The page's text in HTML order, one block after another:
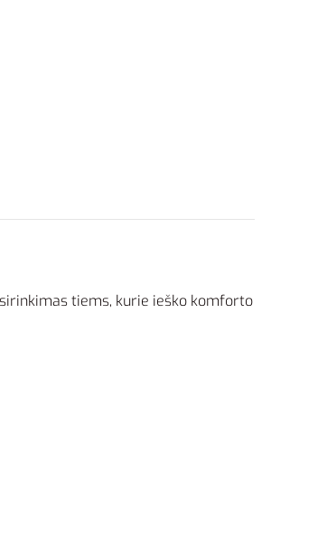
tiems, kurie ieško komforto